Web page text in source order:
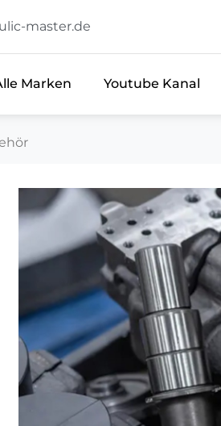
master.de
Marken Youtube Kanal